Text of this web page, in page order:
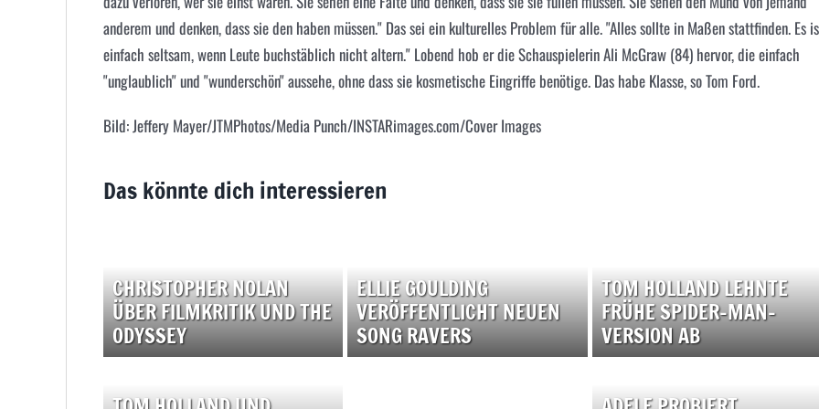
anderem und denken, dass sie den haben müssen." Das sei ein kulturelles Problem für alle. "Alles sollte in Maßen stattfinden. Es
einfach seltsam, wenn Leute buchstäblich nicht altern." Lobend hob er die Schauspielerin Ali McGraw (84) hervor, die einfach
"unglaublich" und "wunderschön" aussehe, ohne dass sie kosmetische Eingriffe benötige. Das habe Klasse, so Tom Ford.
Bild: Jeffery Mayer/JTMPhotos/Media Punch/INSTARimages.com/Cover Images
Das könnte dich interessieren
CHRISTOPHER NOLAN
ÜBER FILMKRITIK UND THE
ODYSSEY
ELLIE GOULDING
VERÖFFENTLICHT NEUEN
SONG RAVERS
TOM HOLLAND LEHNTE
FRÜHE SPIDER-MAN-
VERSION AB